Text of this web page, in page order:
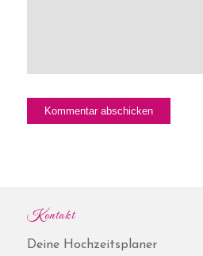
Kontakt
Deine Hochzeitsplaner